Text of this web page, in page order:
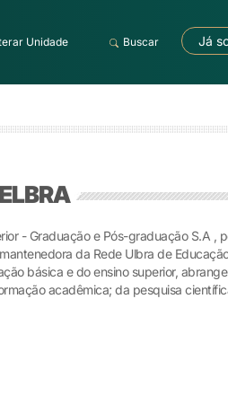
Unidade Buscar Já
- Graduação e Pós-graduação S.A ,
da Rede Ulbra de
básica e do ensino superior,
acadêmica; da pesquisa